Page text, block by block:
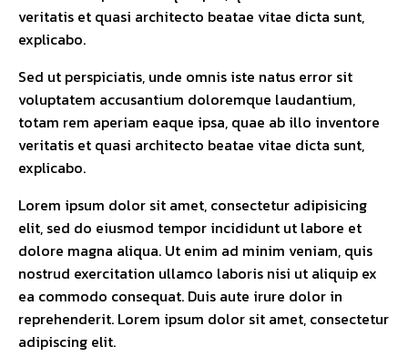
veritatis et quasi architecto beatae vitae dicta sunt,
explicabo.
Sed ut perspiciatis, unde omnis iste natus error sit
voluptatem accusantium doloremque laudantium,
totam rem aperiam eaque ipsa, quae ab illo inventore
veritatis et quasi architecto beatae vitae dicta sunt,
explicabo.
Lorem ipsum dolor sit amet, consectetur adipisicing
elit, sed do eiusmod tempor incididunt ut labore et
dolore magna aliqua. Ut enim ad minim veniam, quis
nostrud exercitation ullamco laboris nisi ut aliquip ex
ea commodo consequat. Duis aute irure dolor in
reprehenderit. Lorem ipsum dolor sit amet, consectetur
adipiscing elit.